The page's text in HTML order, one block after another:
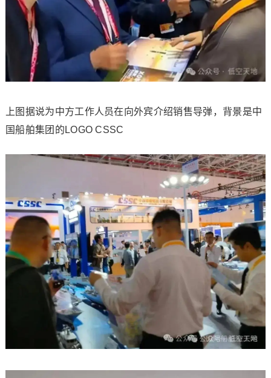
上图据说为中方工作人员在向外宾介绍销售导弹，背景是中
国船舶集团的LOGO CSSC